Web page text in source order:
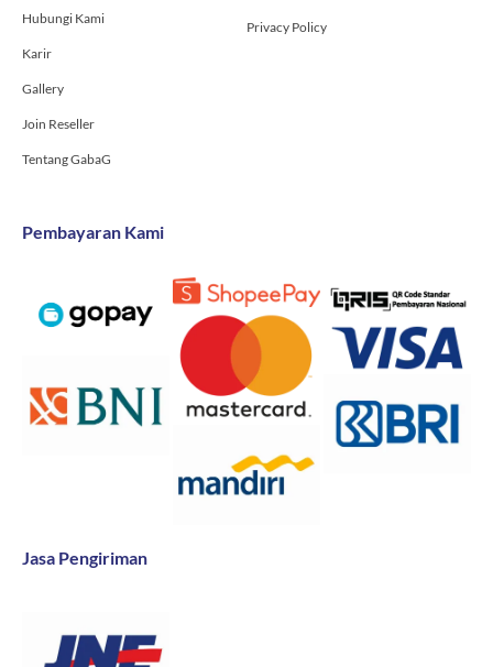
Hubungi Kami
Karir
Gallery
Join Reseller
Tentang GabaG
Privacy Policy
Pembayaran Kami
Jasa Pengiriman